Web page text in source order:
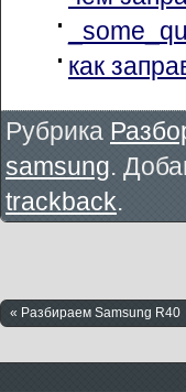
как
Рубрика
samsung.
trackback.
« Разбираем Samsung R40